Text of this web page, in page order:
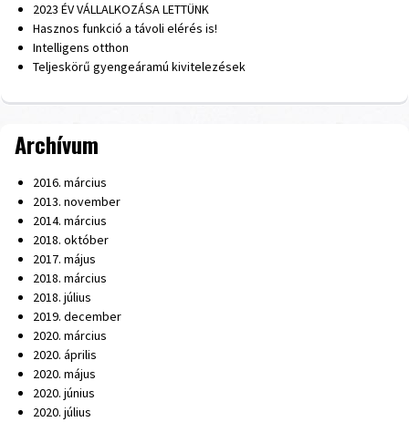
2023 ÉV VÁLLALKOZÁSA LETTÜNK
Hasznos funkció a távoli elérés is!
Intelligens otthon
Teljeskörű gyengeáramú kivitelezések
Archívum
2016. március
2013. november
2014. március
2018. október
2017. május
2018. március
2018. július
2019. december
2020. március
2020. április
2020. május
2020. június
2020. július